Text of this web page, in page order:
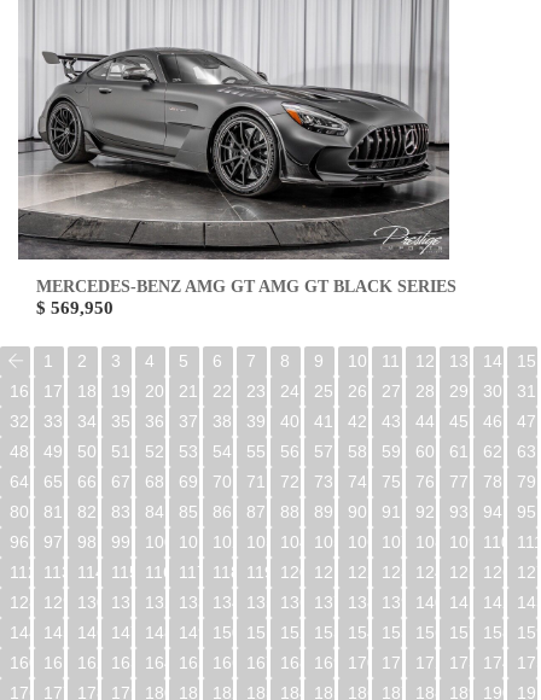
MERCEDES-BENZ AMG GT AMG GT BLACK SERIES
$ 569,950
1 2 3 4 5 6 7 8 9 10 11 12 13 14
15
16
17 18 19 20 21 22 23 24 25 26 27 28 29 30
31
32
33 34 35 36 37 38 39 40 41 42 43 44 45 46
47
48
49 50 51 52 53 54 55 56 57 58 59 60 61 62
63
64
65 66 67 68 69 70 71 72 73 74 75 76 77 78
79
80
81 82 83 84 85 86 87 88 89 90 91 92 93 94
95
96
97 98 99 100 101 102 103 104 105 106 107 108 109 110
112
113 114 115 116 117 118 119 120 121 122 123 124 125 126
128
129 130 131 132 133 134 135 136 137 138 139 140 141 142
144
145 146 147 148 149 150 151 152 153 154 155 156 157 158
160
161 162 163 164 165 166 167 168 169 170 171 172 173 174
176
177 178 179 180 181 182 183 184 185 186 187 188 189 190